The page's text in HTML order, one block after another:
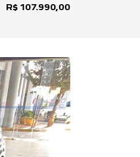
R$ 107.990,00